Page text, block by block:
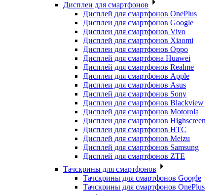
Дисплеи для смартфонов
Дисплей для смартфонов OnePlus
Дисплеи для смартфонов Google
Дисплеи для смартфонов Vivo
Дисплей для смартфонов Xiaomi
Дисплеи для смартфонов Oppo
Дисплей для смартфона Huawei
Дисплей для смартфонов Realme
Дисплеи для смартфонов Apple
Дисплеи для смартфонов Asus
Дисплей для смартфонов Sony
Дисплеи для смартфонов Blackview
Дисплей для смартфонов Motorola
Дисплеи для смартфонов Highscreen
Дисплеи для смартфонов HTC
Дисплей для смартфонов Meizu
Дисплей для смартфонов Samsung
Дисплей для смартфонов ZTE
Тачскрины для смартфонов
Тачскрины для смартфонов Google
Тачскрины для смартфонов OnePlus